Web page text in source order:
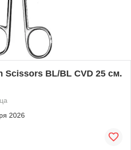
Scissors BL/BL CVD 25 см.
2026